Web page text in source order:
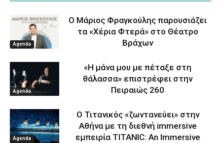
Agenda
Ο Μάριος Φραγκούλης παρουσιάζει
τα «Χέρια Φτερά» στο Θέατρο
Βράχων
Agenda
«Η μάνα μου με πέταξε στη
θάλασσα» επιστρέφει στην
Πειραιώς 260
Agenda
Ο Τιτανικός «ζωντανεύει» στην
Αθήνα με τη διεθνή immersive
εμπειρία TITANIC: An Immersive